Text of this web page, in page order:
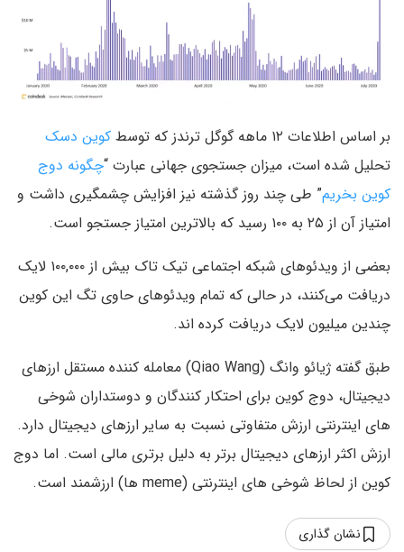
بر اساس اطلاعات ۱۲ ماهه گوگل ترندز که توسط
کوین دسک
تحلیل شده است، میزان جستجوی جهانی عبارت “چگونه دوج
کوین بخریم” طی چند روز گذشته نیز افزایش چشمگیری داشت و
امتیاز آن از ۲۵ به ۱۰۰ رسید که بالاترین امتیاز جستجو است.
بعضی از ویدئوهای شبکه اجتماعی تیک تاک بیش از ۱۰۰,۰۰۰ لایک
دریافت می‌کنند، در حالی که تمام ویدئوهای حاوی تگ این کوین
چندین میلیون لایک دریافت کرده اند.
طبق گفته ژیائو وانگ (Qiao Wang) معامله کننده مستقل ارزهای
دیجیتال، دوج کوین برای احتکار کنندگان و دوستداران شوخی
های اینترنتی ارزش متفاوتی نسبت به سایر ارزهای دیجیتال دارد.
ارزش اکثر ارزهای دیجیتال برتر به دلیل برتری مالی است. اما دوج
کوین از لحاظ شوخی های اینترنتی (meme ها) ارزشمند است.
نشان گذاری